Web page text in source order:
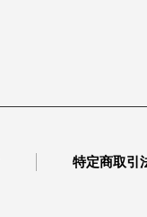
特定商取引